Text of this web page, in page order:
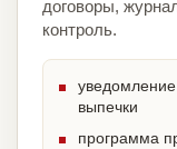
договоры,
контроль.
выпечки
программа